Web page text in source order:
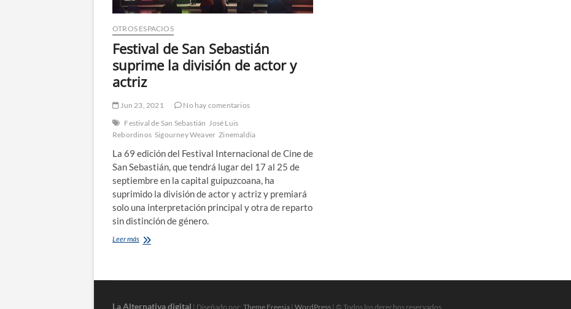
OTROS ESPACIOS
Festival de San Sebastián
suprime la división de actor y
actriz
Jun 23, 2021
No hay comentarios
Festival de San Sebastián José Luis
Rebordinos Sigourney Weaver Zinemaldia
La 69 edición del Festival Internacional de Cine de
San Sebastián, que tendrá lugar del 17 al 25 de
septiembre en la capital guipuzcoana, ha
suprimido la división de actor y actriz y premiará
solo una interpretación principal y otra de reparto
sin distinción de género.
Leer másFestival
suprime
división
La Alternativa digital | Diseñado por: Theme Freesia | WordPress | © Todos los derechos reservados